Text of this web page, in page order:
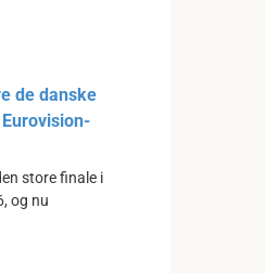
de danske
store finale i
og nu